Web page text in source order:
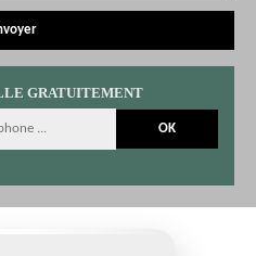
GRATUITEMENT